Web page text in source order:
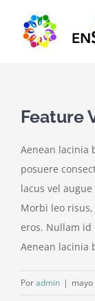
contenido
Feature
Aenean lacinia
posuere
lacus vel
Morbi leo
eros. Nullam
Aenean lacinia
Poradmin | mayo